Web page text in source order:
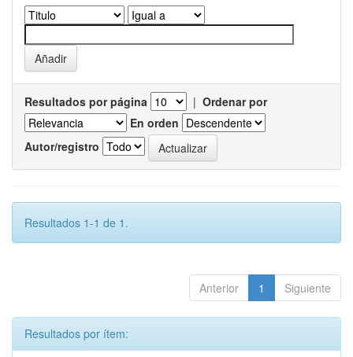
Resultados por página | Ordenar por
En orden
Autor/registro
Resultados 1-1 de 1.
Anterior 1 Siguiente
Resultados por ítem: